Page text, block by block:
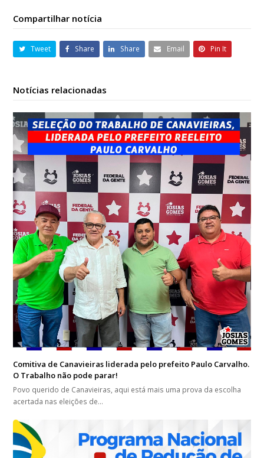
Compartilhar notícia
Tweet Share Share Email Pin It
Notícias relacionadas
Comitiva de Canavieiras liderada pelo prefeito Paulo Carvalho.
O Trabalho não pode parar!
Povo querido de Canavieiras, aqui está mais uma prova da escolha
acertada nas eleições de…